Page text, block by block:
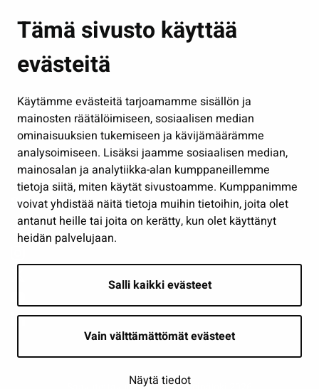
Tämä sivusto käyttää
evästeitä
Käytämme evästeitä tarjoamamme sisällön ja
mainosten räätälöimiseen, sosiaalisen median
ominaisuuksien tukemiseen ja kävijämäärämme
analysoimiseen. Lisäksi jaamme sosiaalisen median,
mainosalan ja analytiikka-alan kumppaneillemme
tietoja siitä, miten käytät sivustoamme. Kumppanimme
voivat yhdistää näitä tietoja muihin tietoihin, joita olet
antanut heille tai joita on kerätty, kun olet käyttänyt
heidän palvelujaan.
Salli kaikki evästeet
Vain välttämättömät evästeet
Näytä tiedot
Kasvatus ja opetus
Kulttuuri ja liikunta
Työ ja yrittäminen
Osallistu ja asioi
Näytä omat evästeasetukseni
Seuraa meitä